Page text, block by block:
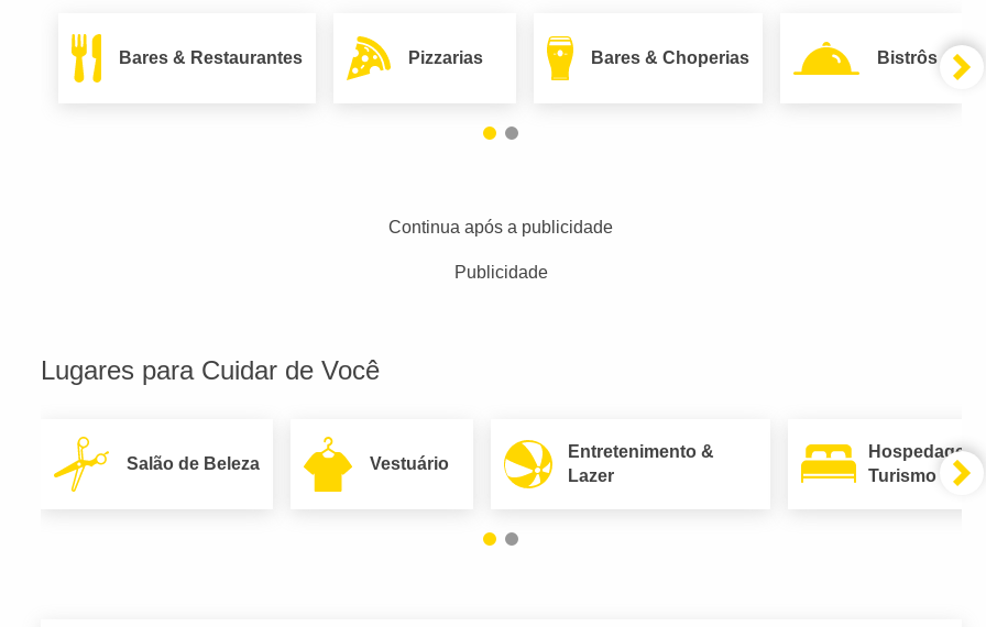
Bares & Restaurantes Pizzarias Bares & Choperias Bistrôs
Continua após a publicidade
Publicidade
Lugares para Cuidar de Você
Salão de Beleza Vestuário
Entretenimento &
Lazer
Hospedagem
Turismo